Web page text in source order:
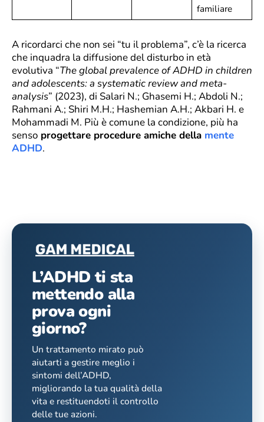
familiare
A ricordarci che non sei “tu il problema”, c’è la ricerca
che inquadra la diffusione del disturbo in età
evolutiva “The global prevalence of ADHD in children
and adolescents: a systematic review and meta-
analysis” (2023), di Salari N.; Ghasemi H.; Abdoli N.;
Rahmani A.; Shiri M.H.; Hashemian A.H.; Akbari H. e
Mohammadi M. Più è comune la condizione, più ha
senso progettare procedure amiche della mente
ADHD.
L’ADHD ti sta
mettendo alla
prova ogni
giorno?
Un trattamento mirato può
aiutarti a gestire meglio i
sintomi dell’ADHD,
migliorando la tua qualità della
vita e restituendoti il controllo
delle tue azioni.